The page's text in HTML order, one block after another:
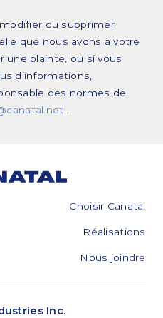
ou supprimer
que nous avons à votre
une plainte, ou si vous
d’informations,
des normes de
Choisir Canatal
Réalisations
Nous joindre
Inc.